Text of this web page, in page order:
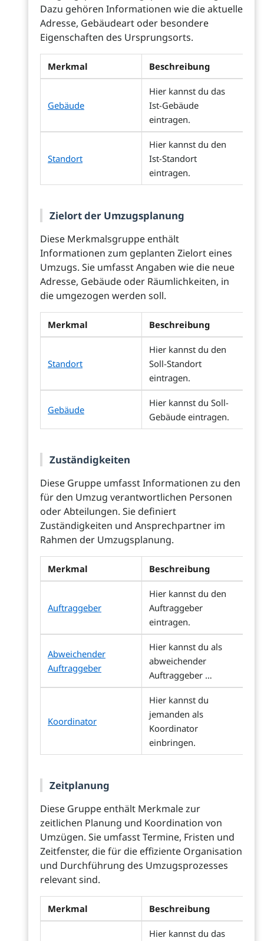
Dazu gehören Informationen wie die aktuelle
Adresse, Gebäudeart oder besondere
Eigenschaften des Ursprungsorts.
Merkmal Beschreibung
Gebäude
Hier kannst du das
Ist-Gebäude
eintragen.
Standort
Hier kannst du den
Ist-Standort
eintragen.
Zielort der Umzugsplanung
Diese Merkmalsgruppe enthält
Informationen zum geplanten Zielort eines
Umzugs. Sie umfasst Angaben wie die neue
Adresse, Gebäude oder Räumlichkeiten, in
die umgezogen werden soll.
Merkmal Beschreibung
Standort
Hier kannst du den
Soll-Standort
eintragen.
Gebäude
Hier kannst du Soll-
Gebäude eintragen.
Zuständigkeiten
Diese Gruppe umfasst Informationen zu den
für den Umzug verantwortlichen Personen
oder Abteilungen. Sie definiert
Zuständigkeiten und Ansprechpartner im
Rahmen der Umzugsplanung.
Merkmal Beschreibung
Auftraggeber
Hier kannst du den
Auftraggeber
eintragen.
Abweichender
Auftraggeber
Hier kannst du als
abweichender
Auftraggeber …
Koordinator
Hier kannst du
jemanden als
Koordinator
einbringen.
Zeitplanung
Diese Gruppe enthält Merkmale zur
zeitlichen Planung und Koordination von
Umzügen. Sie umfasst Termine, Fristen und
Zeitfenster, die für die effiziente Organisation
und Durchführung des Umzugsprozesses
relevant sind.
Merkmal Beschreibung
Hier kannst du das